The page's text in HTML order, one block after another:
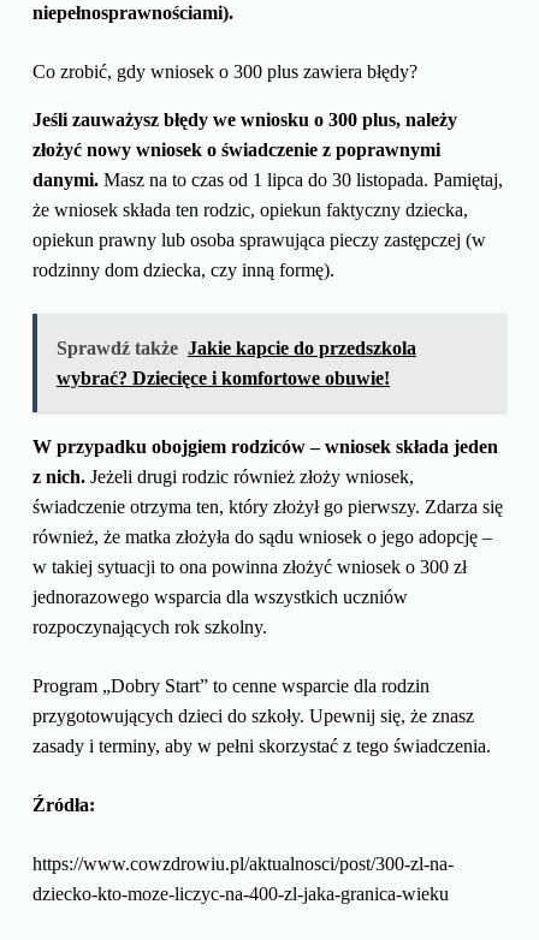
niepełnosprawnościami).
Co zrobić, gdy wniosek o 300 plus zawiera błędy?
Jeśli zauważysz błędy we wniosku o 300 plus, należy
złożyć nowy wniosek o świadczenie z poprawnymi
danymi.Masz na to czas od 1 lipca do 30 listopada. Pamiętaj,
że wniosek składa ten rodzic, opiekun faktyczny dziecka,
opiekun prawny lub osoba sprawująca pieczy zastępczej (w
rodzinny dom dziecka, czy inną formę).
Sprawdź także Jakie kapcie do przedszkola
wybrać? Dziecięce i komfortowe obuwie!
W przypadku obojgiem rodziców – wniosek składa jeden
z nich.Jeżeli drugi rodzic również złoży wniosek,
świadczenie otrzyma ten, który złożył go pierwszy. Zdarza się
również, że matka złożyła do sądu wniosek o jego adopcję –
w takiej sytuacji to ona powinna złożyć wniosek o 300 zł
jednorazowego wsparcia dla wszystkich uczniów
rozpoczynających rok szkolny.
Program „Dobry Start” to cenne wsparcie dla rodzin
przygotowujących dzieci do szkoły. Upewnij się, że znasz
zasady i terminy, aby w pełni skorzystać z tego świadczenia.
Źródła:
https://www.cowzdrowiu.pl/aktualnosci/post/300-zl-na-
dziecko-kto-moze-liczyc-na-400-zl-jaka-granica-wieku